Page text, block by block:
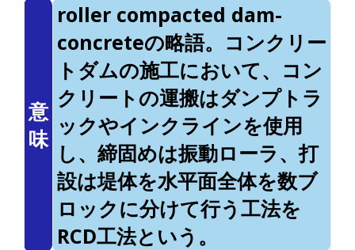
意
味
roller compacted dam-
concreteの略語。コンクリー
トダムの施工において、コン
クリートの運搬はダンプトラ
ックやインクラインを使用
し、締固めは振動ローラ、打
設は堤体を水平面全体を数ブ
ロックに分けて行う工法を
RCD工法という。